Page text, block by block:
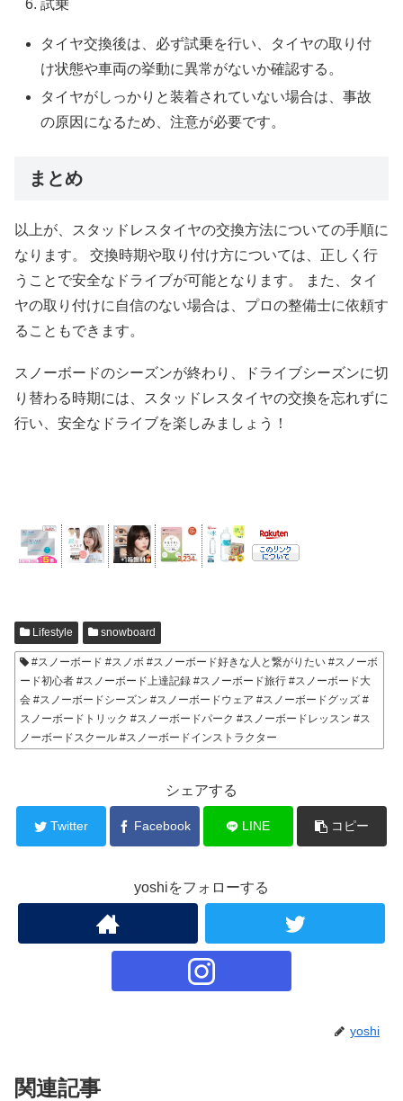
試乗
タイヤ交換後は、必ず試乗を行い、タイヤの取り付
け状態や車両の挙動に異常がないか確認する。
タイヤがしっかりと装着されていない場合は、事故
の原因になるため、注意が必要です。
まとめ
以上が、スタッドレスタイヤの交換方法についての手順に
なります。 交換時期や取り付け方については、正しく行
うことで安全なドライブが可能となります。 また、タイ
ヤの取り付けに自信のない場合は、プロの整備士に依頼す
ることもできます。
スノーボードのシーズンが終わり、ドライブシーズンに切
り替わる時期には、スタッドレスタイヤの交換を忘れずに
行い、安全なドライブを楽しみましょう！
Lifestyle snowboard
#スノーボード #スノボ #スノーボード好きな人と繋がりたい #スノーボ
ード初心者 #スノーボード上達記録 #スノーボード旅行 #スノーボード大
会 #スノーボードシーズン #スノーボードウェア #スノーボードグッズ #
スノーボードトリック #スノーボードパーク #スノーボードレッスン #ス
ノーボードスクール #スノーボードインストラクター
シェアする
Twitter Facebook LINE コピー
yoshiをフォローする
yoshi
関連記事